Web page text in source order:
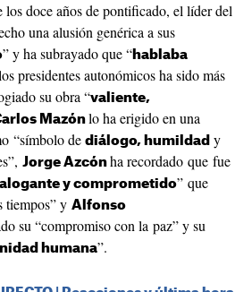
los doce años de pontificado, el líder del
una alusión genérica a sus
” y ha subrayado que “ hablaba
presidentes autonómicos ha sido más
su obra “valiente,
Mazónlo ha erigido en una
“símbolo de diálogo, humildad y
Jorge Azcón ha recordado que fue
y comprometido” que
tiempos” y Alfonso
su “compromiso con la paz” y su
humana”.